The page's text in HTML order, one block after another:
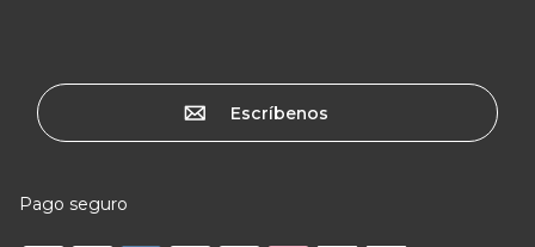
Escríbenos
Pago seguro